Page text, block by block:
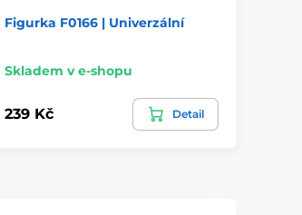
Figurka F0166 | Univerzální
Skladem v e-shopu
239 Kč Detail